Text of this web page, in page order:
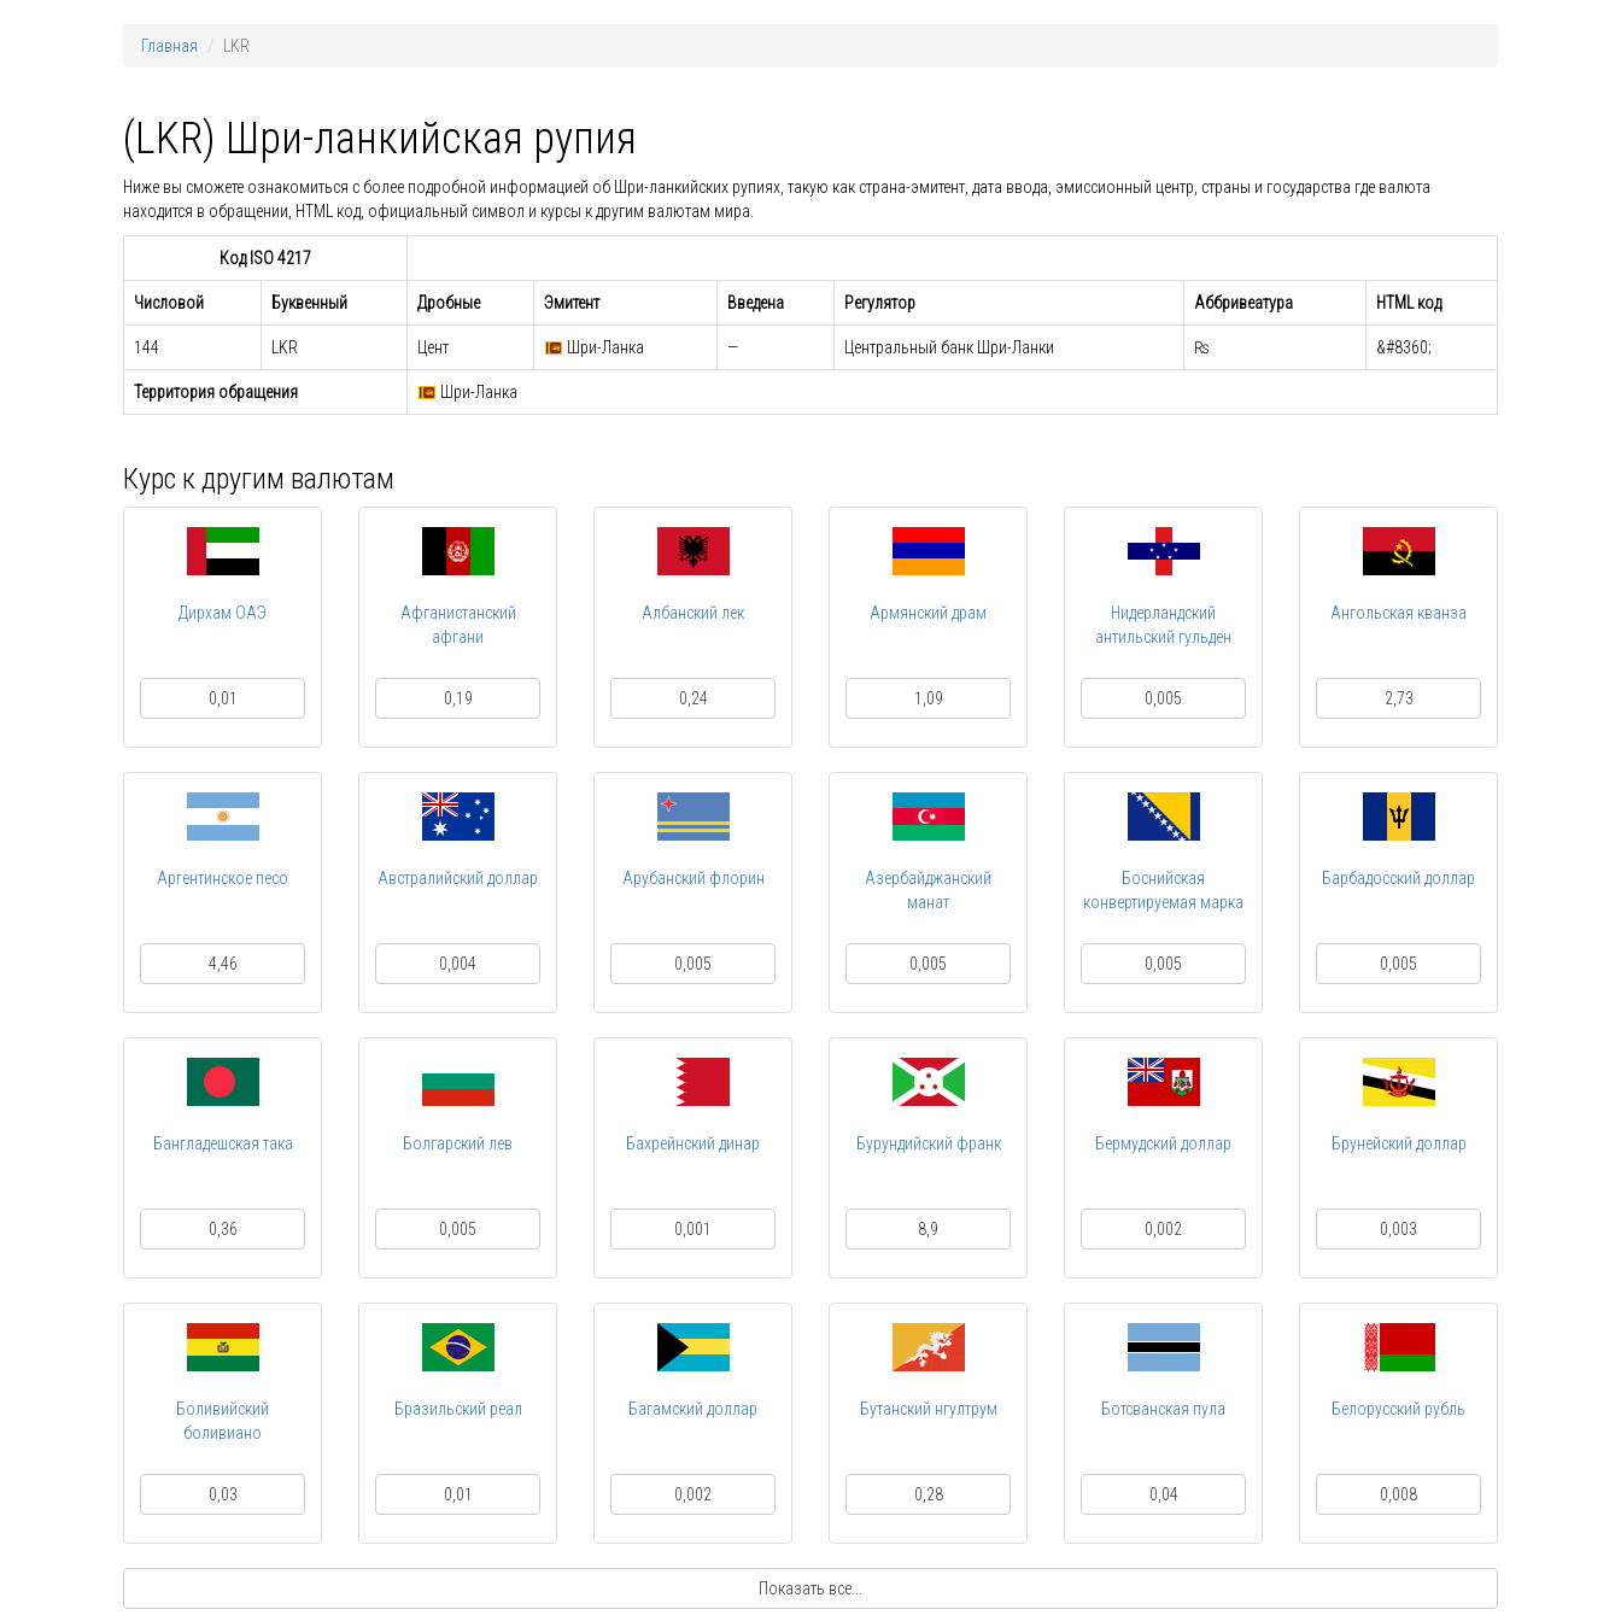
Главная LKR
(LKR) Шри-ланкийская рупия
Ниже вы сможете ознакомиться с более подробной информацией об Шри-ланкийских рупиях, такую как страна-эмитент, дата ввода, эмиссионный центр, страны и государства где валюта
находится в обращении, HTML код, официальный символ и курсы к другим валютам мира.
Код ISO 4217
Числовой Буквенный Дробные Эмитент Введена Регулятор Аббривеатура HTML код
144 LKR Цент Шри-Ланка — Центральный банк Шри-Ланки ₨ &#8360;
Территория обращения Шри-Ланка
Курс к другим валютам
Дирхам ОАЭ
0,01
Афганистанский
афгани
0,19
Албанский лек
0,24
Армянский драм
1,09
Нидерландский
антильский гульден
0,005
Ангольская кванза
2,73
Аргентинское песо
4,46
Австралийский доллар
0,004
Арубанский флорин
0,005
Азербайджанский
манат
0,005
Боснийская
конвертируемая марка
0,005
Барбадосский доллар
0,005
Бангладешская така
0,36
Болгарский лев
0,005
Бахрейнский динар
0,001
Бурундийский франк
8,9
Бермудский доллар
0,002
Брунейский доллар
0,003
Боливийский
боливиано
0,03
Бразильский реал
0,01
Багамский доллар
0,002
Бутанский нгултрум
0,28
Ботсванская пула
0,04
Белорусский рубль
0,008
Показать все...